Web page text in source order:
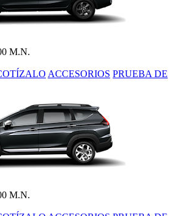
M.N.
ACCESORIOS PRUEBA DE
M.N.